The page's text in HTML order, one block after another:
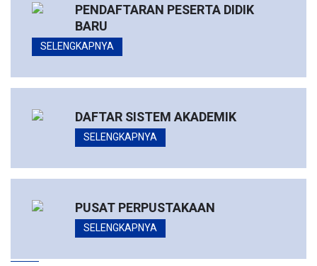
PENDAFTARAN PESERTA DIDIK
BARU
SELENGKAPNYA
DAFTAR SISTEM AKADEMIK
SELENGKAPNYA
PUSAT PERPUSTAKAAN
SELENGKAPNYA